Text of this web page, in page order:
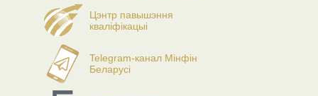
Цэнтр павышэння
кваліфікацыі
Telegram-канал Мінфін
Беларусі